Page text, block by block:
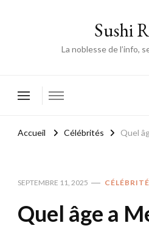
Sushi
La noblesse de l’info,
Accueil Célébrités Quel
SEPTEMBRE 11, 2025
Quel âge a